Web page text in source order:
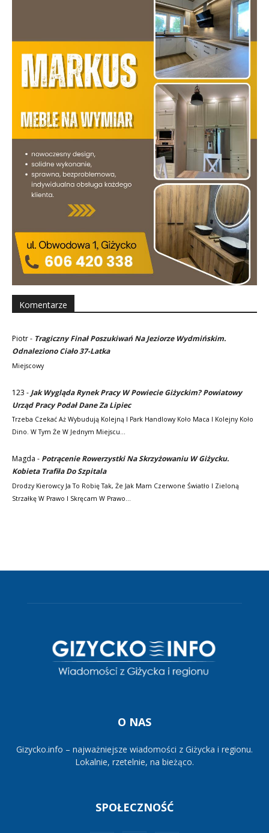
Komentarze
Piotr- Tragiczny Finał Poszukiwań Na Jeziorze Wydmińskim.
Odnaleziono Ciało 37-Latka
Miejscowy
123 - Jak Wygląda Rynek Pracy W Powiecie Giżyckim? Powiatowy
Urząd Pracy Podał Dane Za Lipiec
Trzeba Czekać Aż Wybudują Kolejną I Park Handlowy Koło Maca I Kolejny Koło
Dino. W Tym Że W Jednym Miejscu…
Magda - Potrącenie Rowerzystki Na Skrzyżowaniu W Giżycku.
Kobieta Trafiła Do Szpitala
Drodzy Kierowcy Ja To Robię Tak, Że Jak Mam Czerwone Światło I Zieloną
Strzałkę W Prawo I Skręcam W Prawo…
O NAS
Gizycko.info – najważniejsze wiadomości z Giżycka i regionu.
Lokalnie, rzetelnie, na bieżąco.
SPOŁECZNOŚĆ